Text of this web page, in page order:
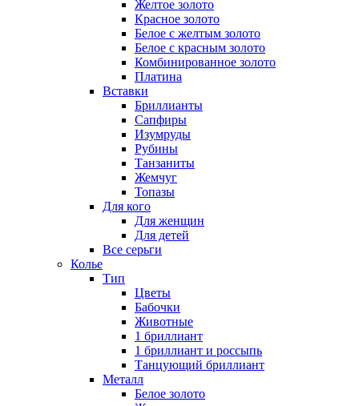
Желтое золото
Красное золото
Белое с желтым золото
Белое с красным золото
Комбинированное золото
Платина
Вставки
Бриллианты
Сапфиры
Изумруды
Рубины
Танзаниты
Жемчуг
Топазы
Для кого
Для женщин
Для детей
Все серьги
Колье
Тип
Цветы
Бабочки
Животные
1 бриллиант
1 бриллиант и россыпь
Танцующий бриллиант
Металл
Белое золото